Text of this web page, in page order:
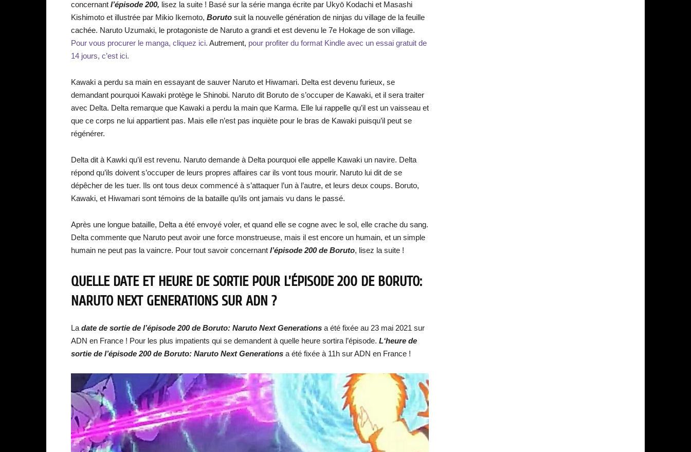
concernant l’épisode 200, lisez la suite ! Basé sur la série manga écrite par Ukyō Kodachi et Masashi
Kishimoto et illustrée par Mikio Ikemoto, Boruto suit la nouvelle génération de ninjas du village de la feuille
cachée. Naruto Uzumaki, le protagoniste de Naruto a grandi et est devenu le 7e Hokage de son village.
Pour vous procurer le manga, cliquez ici. Autrement, pour profiter du format Kindle avec un essai gratuit de
14 jours, c’est ici.
Kawaki a perdu sa main en essayant de sauver Naruto et Hiwamari. Delta est devenu furieux, se
demandant pourquoi Kawaki protège le Shinobi. Naruto dit Boruto de s’occuper de Kawaki, et il sera traiter
avec Delta. Delta remarque que Kawaki a perdu la main que Karma. Elle lui rappelle qu’il est un vaisseau et
que ce corps ne lui appartient pas. Mais elle n’est pas inquiète pour le bras de Kawaki puisqu’il peut se
régénérer.
Delta dit à Kawki qu’il est revenu. Naruto demande à Delta pourquoi elle appelle Kawaki un navire. Delta
répond qu’ils doivent s’occuper de leurs propres affaires car ils vont tous mourir. Naruto lui dit de se
dépêcher de les tuer. Ils ont tous deux commencé à s’attaquer l’un à l’autre, et leurs deux coups. Boruto,
Kawaki, et Hiwamari sont témoins de la bataille qu’ils ont jamais vu dans le passé.
Après une longue bataille, Delta a été envoyé voler, et quand elle se cogne avec le sol, elle crache du sang.
Delta commente que Naruto peut avoir une force monstrueuse, mais il est encore un humain, et un simple
humain ne peut pas la vaincre. Pour tout savoir concernant l’épisode 200 de Boruto, lisez la suite !
QUELLE DATE ET HEURE DE SORTIE POUR L’ÉPISODE 200 DE BORUTO:
NARUTO NEXT GENERATIONS SUR ADN ?
La date de sortie de l’épisode 200 de Boruto: Naruto Next Generations a été fixée au 23 mai 2021 sur
ADN en France ! Pour les plus impatients qui se demandent à quelle heure sortira l’épisode. L‘heure de
sortie de l’épisode 200 de Boruto: Naruto Next Generations a été fixée à 11h sur ADN en France !